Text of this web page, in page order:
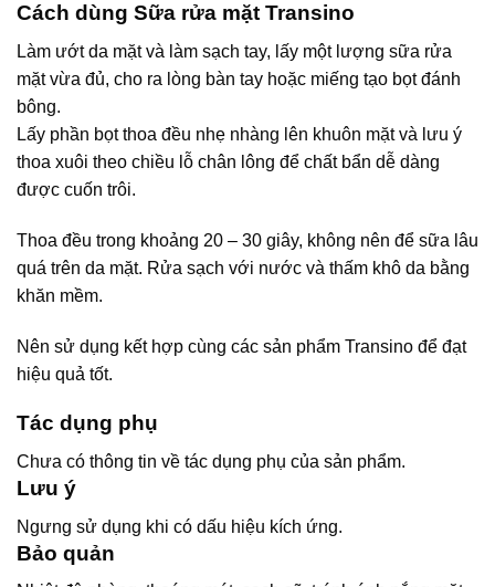
Cách dùng Sữa rửa mặt Transino
Làm ướt da mặt và làm sạch tay, lấy một lượng sữa rửa
mặt vừa đủ, cho ra lòng bàn tay hoặc miếng tạo bọt đánh
bông.
Lấy phần bọt thoa đều nhẹ nhàng lên khuôn mặt và lưu ý
thoa xuôi theo chiều lỗ chân lông để chất bẩn dễ dàng
được cuốn trôi.
Thoa đều trong khoảng 20 – 30 giây, không nên để sữa lâu
quá trên da mặt. Rửa sạch với nước và thấm khô da bằng
khăn mềm.
Nên sử dụng kết hợp cùng các sản phẩm Transino để đạt
hiệu quả tốt.
Tác dụng phụ
Chưa có thông tin về tác dụng phụ của sản phẩm.
Lưu ý
Ngưng sử dụng khi có dấu hiệu kích ứng.
Bảo quản